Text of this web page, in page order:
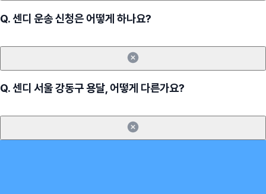
Q.센디 운송 신청은 어떻게 하나요?
Q.센디 서울 강동구 용달, 어떻게 다른가요?